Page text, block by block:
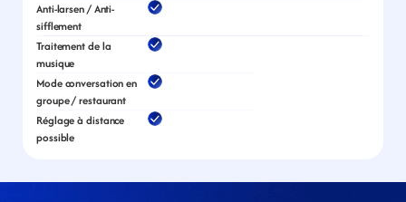
Anti-larsen / Anti-
sifflement
Traitement de la
musique
Mode conversation en
groupe / restaurant
Réglage à distance
possible